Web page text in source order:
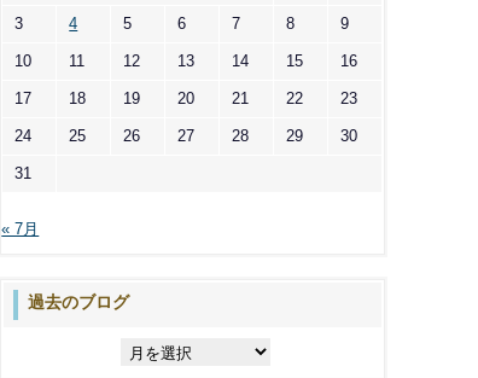
3 4 5 6 7 8 9
10 11 12 13 14 15 16
17 18 19 20 21 22 23
24 25 26 27 28 29 30
31
« 7月
過去のブログ